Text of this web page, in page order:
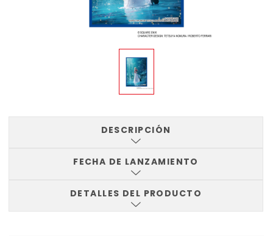
DESCRIPCIÓN
FECHA DE LANZAMIENTO
DETALLES DEL PRODUCTO